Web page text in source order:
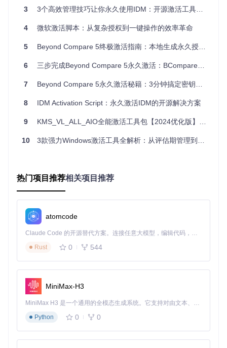
安全防护机制
配置信息数据库）项，以防止意外情况导致系统故障。同时，
场景应用：从个人到企业的全方位解决方案
个人用户日常激活
论是办公软件还是设计工具，只需几个简单步骤，就能完成激
权，互不干扰。
企业环境部署
对于企业用户，该工具提供了批量激活功能。管理员可以通过
命令行参数实现多台电脑的快速激活，大大提高了部署效率。
同时，工具支持定制化授权管理，满足企业对软件使用的合规
性要求。
确保系统已安装必要的运行环境（如.NET Framework 4.5
及以上版本）
从官方渠道获取激活工具压缩包并解压到本地文件夹
关闭所有杀毒软件和防火墙，避免干扰激活过程
⚠️风险提示：请确保以管理员身份运行工具，否则可能导致激
3 3个高效管理技巧让你永久使用IDM：开源激活工具全攻略
4 微软激活脚本：从复杂授权到一键操作的效率革命
5 Beyond Compare 5终极激活指南：本地生成永久授权密钥的完整方案
6 三步完成Beyond Compare 5永久激活：BCompare_Keygen完全指南
7 Beyond Compare 5永久激活秘籍：3分钟搞定密钥生成与验证
8 IDM Activation Script：永久激活IDM的开源解决方案
9 KMS_VL_ALL_AIO全能激活工具包【2024优化版】：Windows+Office激活工具一站式解决方案
10 3款强力Windows激活工具全解析：从评估期管理到永久授权实战指南
热门项目推荐相关项目推荐
atomcode
Claude Code 的开源替代方案。连接任意大模型，编辑代码，运行命令，自动验证 — 全自动执行。用 Rust 构建，极致性能。 ｜ An open-source alternative to Claude Code. Connect any LLM, edit code, run commands, and verify changes — autonomously. Built in Rust for speed. Get Started
Rust
0 544
MiniMax-H3
MiniMax H3 是一个通用的全模态生成系统。它支持对由文本、图像、视频和音频组成的多模态上下文进行统一理解，并能生成分辨率高达 2K、时长可达 15 秒的带原生立体声音频的视频。得益于面向任务泛化的系统设计，H3 在预训练阶段就已具备广泛的多模态上下文理解与生成能力，能够出色地执行复杂的多模态指令。
Python
0 0